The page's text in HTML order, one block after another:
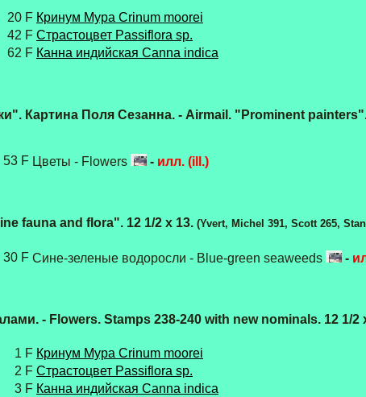
20 F Кринум Мура Crinum moorei
42 F Страстоцвет Passiflora sp.
62 F Канна индийская Canna indica
Картина Поля Сезанна. - Airmail. "Prominent painters".
53 F Цветы - Flowers - илл. (ill.)
fauna and flora". 12 1/2 х 13. (Yvert, Michel 391, Scott 265,
30 F Сине-зеленые водоросли - Blue-green seaweeds -
- Flowers. Stamps 238-240 with new nominals. 12 1/2
1 F Кринум Мура Crinum moorei
2 F Страстоцвет Passiflora sp.
3 F Канна индийская Canna indica